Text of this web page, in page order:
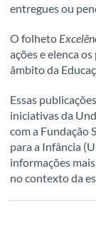
entregues ou
O folheto
ações e elenca
âmbito da
Essas
iniciativas da
com a Fundação
para a Infância
informações
no contexto da